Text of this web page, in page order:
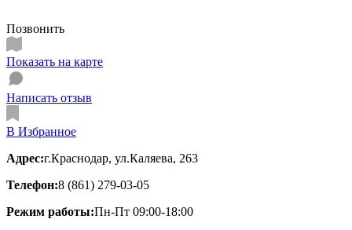
Позвонить
Показать на карте
Написать отзыв
В Избранное
Адрес:г.Краснодар, ул.Каляева, 263
Телефон:8 (861) 279-03-05
Режим работы:Пн-Пт 09:00-18:00